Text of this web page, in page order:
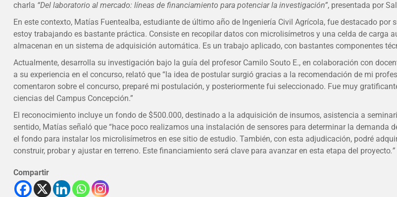
charla “Del laboratorio al mercado: líneas de financiamiento para potenciar la investigación”, presentada por
En este contexto, Matías Fuentealba, estudiante de último año de Ingeniería Civil Agrícola, fue destacado por
estoy trabajando es bastante práctica. Consiste en recopilar datos con microlisímetros y una celda de carga
almacenan en un sistema de adquisición automática. Es un trabajo aplicado, con bastantes componentes
Actualmente, desarrolla su investigación bajo la guía del profesor Camilo Souto E., en colaboración con
a su experiencia en el concurso, relató que “la idea de postular surgió gracias a la recomendación de mi
comentaron sobre el concurso, preparé mi postulación, y posteriormente fui seleccionado. Fue muy
ciencias del Campus Concepción.”
El reconocimiento incluye un fondo de $500.000, destinado a la adquisición de insumos, asistencia a
sentido, Matías señaló que “hace poco realizamos una instalación de sensores para determinar la
el fondo para instalar los microlisímetros en ese sitio de estudio. También, con esta adjudicación, podré
construir, probar y ajustar en terreno. Este financiamiento será clave para avanzar en esta etapa del proyecto.”
Compartir